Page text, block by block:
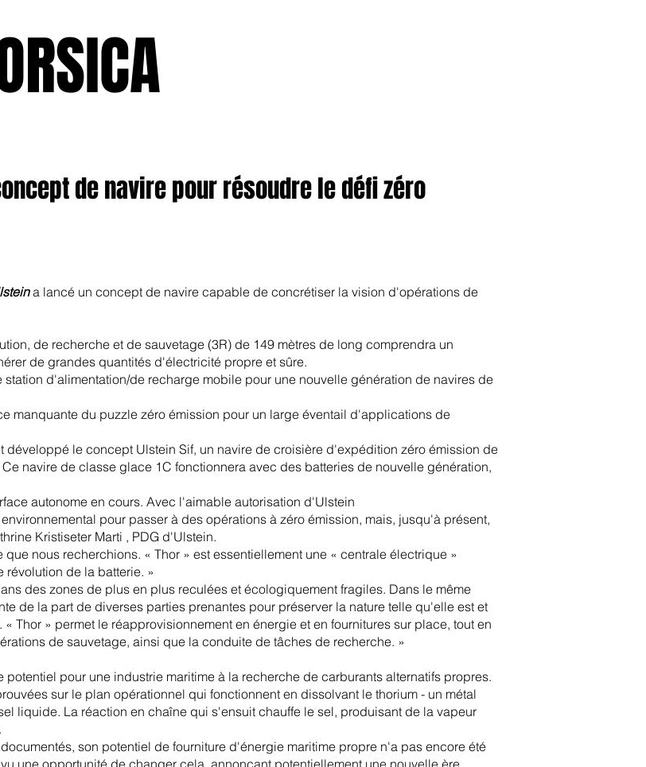
de navire pour résoudre le défi zéro
a lancé un concept de navire capable de concrétiser la vision d'opérations de
de recherche et de sauvetage (3R) de 149 mètres de long comprendra un
de grandes quantités d'électricité propre et sûre.
d'alimentation/de recharge mobile pour une nouvelle génération de navires de
manquante du puzzle zéro émission pour un large éventail d'applications de
développé le concept Ulstein Sif, un navire de croisière d'expédition zéro émission de
navire de classe glace 1C fonctionnera avec des batteries de nouvelle génération,
autonome en cours. Avec l'aimable autorisation d'Ulstein
pour passer à des opérations à zéro émission, mais, jusqu'à présent,
Kristiseter Marti , PDG d'Ulstein.
nous recherchions. « Thor » est essentiellement une « centrale électrique »
révolution de la batterie. »
des zones de plus en plus reculées et écologiquement fragiles. Dans le même
de la part de diverses parties prenantes pour préserver la nature telle qu'elle est et
Thor » permet le réapprovisionnement en énergie et en fournitures sur place, tout en
de sauvetage, ainsi que la conduite de tâches de recherche. »
potentiel pour une industrie maritime à la recherche de carburants alternatifs propres.
sur le plan opérationnel qui fonctionnent en dissolvant le thorium - un métal
liquide. La réaction en chaîne qui s'ensuit chauffe le sel, produisant de la vapeur
son potentiel de fourniture d'énergie maritime propre n'a pas encore été
une opportunité de changer cela, annonçant potentiellement une nouvelle ère